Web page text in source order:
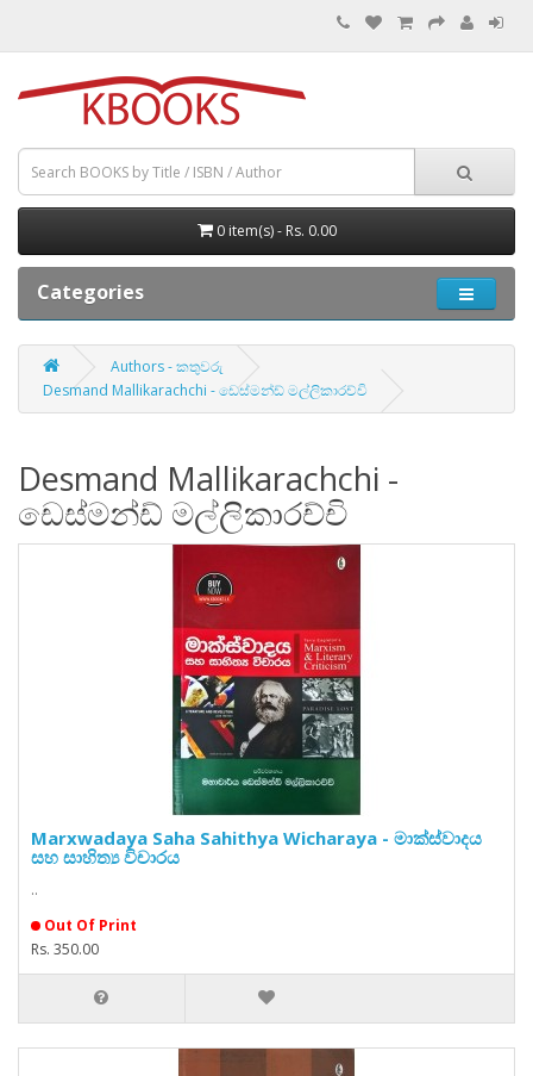
0 item(s) - Rs. 0.00
Categories
Authors - කතුවරු
Desmand Mallikarachchi - ඩෙස්මන්ඩ් මල්ලිකාරච්චි
Desmand Mallikarachchi -
ඩෙස්මන්ඩ් මල්ලිකාරච්චි
Marxwadaya Saha Sahithya Wicharaya - මාක්ස්වාදය
සහ සාහිත්‍ය විචාරය
..
Out Of Print
Rs. 350.00